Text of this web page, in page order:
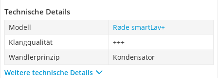
Technische Details
Modell
Røde smartLav+
Klangqualität
+++
Wandlerprinzip
Kondensator
Weitere technische Details